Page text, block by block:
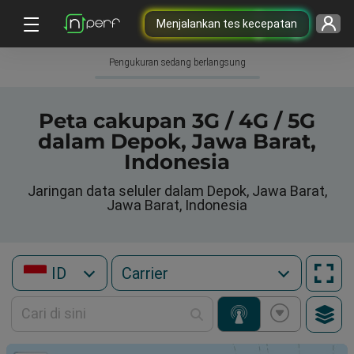
Menjalankan tes kecepatan
Pengukuran sedang berlangsung
Peta cakupan 3G / 4G / 5G
dalam Depok, Jawa Barat,
Indonesia
Jaringan data seluler dalam Depok, Jawa Barat,
Jawa Barat, Indonesia
ID